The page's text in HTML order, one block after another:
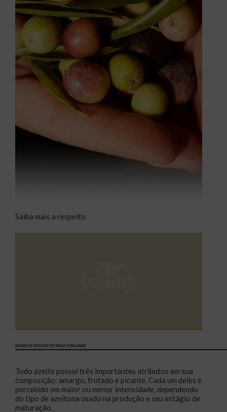
Saiba mais a respeito
NUANCES DIFERENTES PARA O PALADAR
Todo azeite possui três importantes atributos em sua
composição: amargo, frutado e picante. Cada um deles é
percebido em maior ou menor intensidade, dependendo
do tipo de azeitona usado na produção e seu estágio de
maturação.